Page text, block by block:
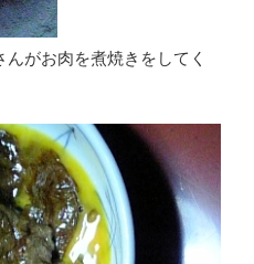
がお肉を煮焼きをしてく